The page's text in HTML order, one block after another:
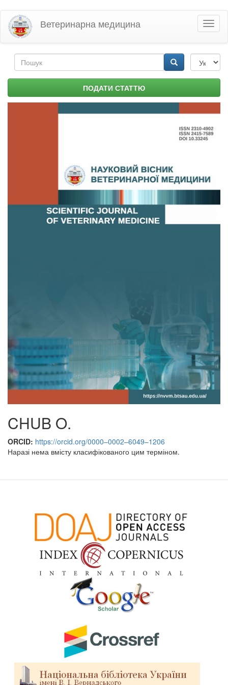
Перейти
основного
матеріалу
Ветеринарна медицина
Пошукова
форма ПОДАТИ СТАТТЮ
CHUB O.
ORCID: https://orcid.org/0000–0002–6049–1206
Наразі нема вмісту класифікованого цим терміном.